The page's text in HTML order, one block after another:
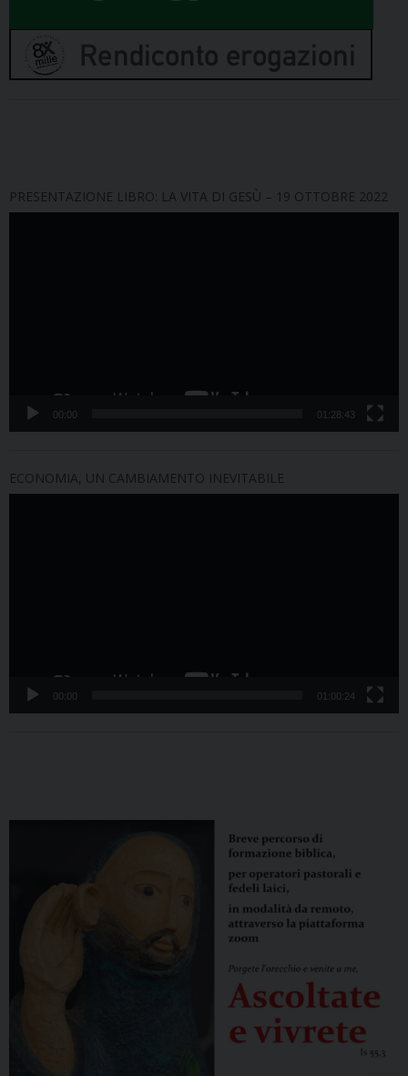
PRESENTAZIONE LIBRO: LA VITA DI GESÙ – 19 OTTOBRE 2022
00:00 01:28:43
ECONOMIA, UN CAMBIAMENTO INEVITABILE
00:00 01:00:24